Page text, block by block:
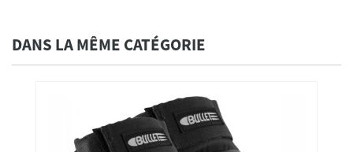
DANS LA MÊME CATÉGORIE